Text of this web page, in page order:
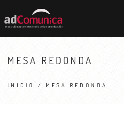
MESA REDONDA
INICIO / MESA REDONDA